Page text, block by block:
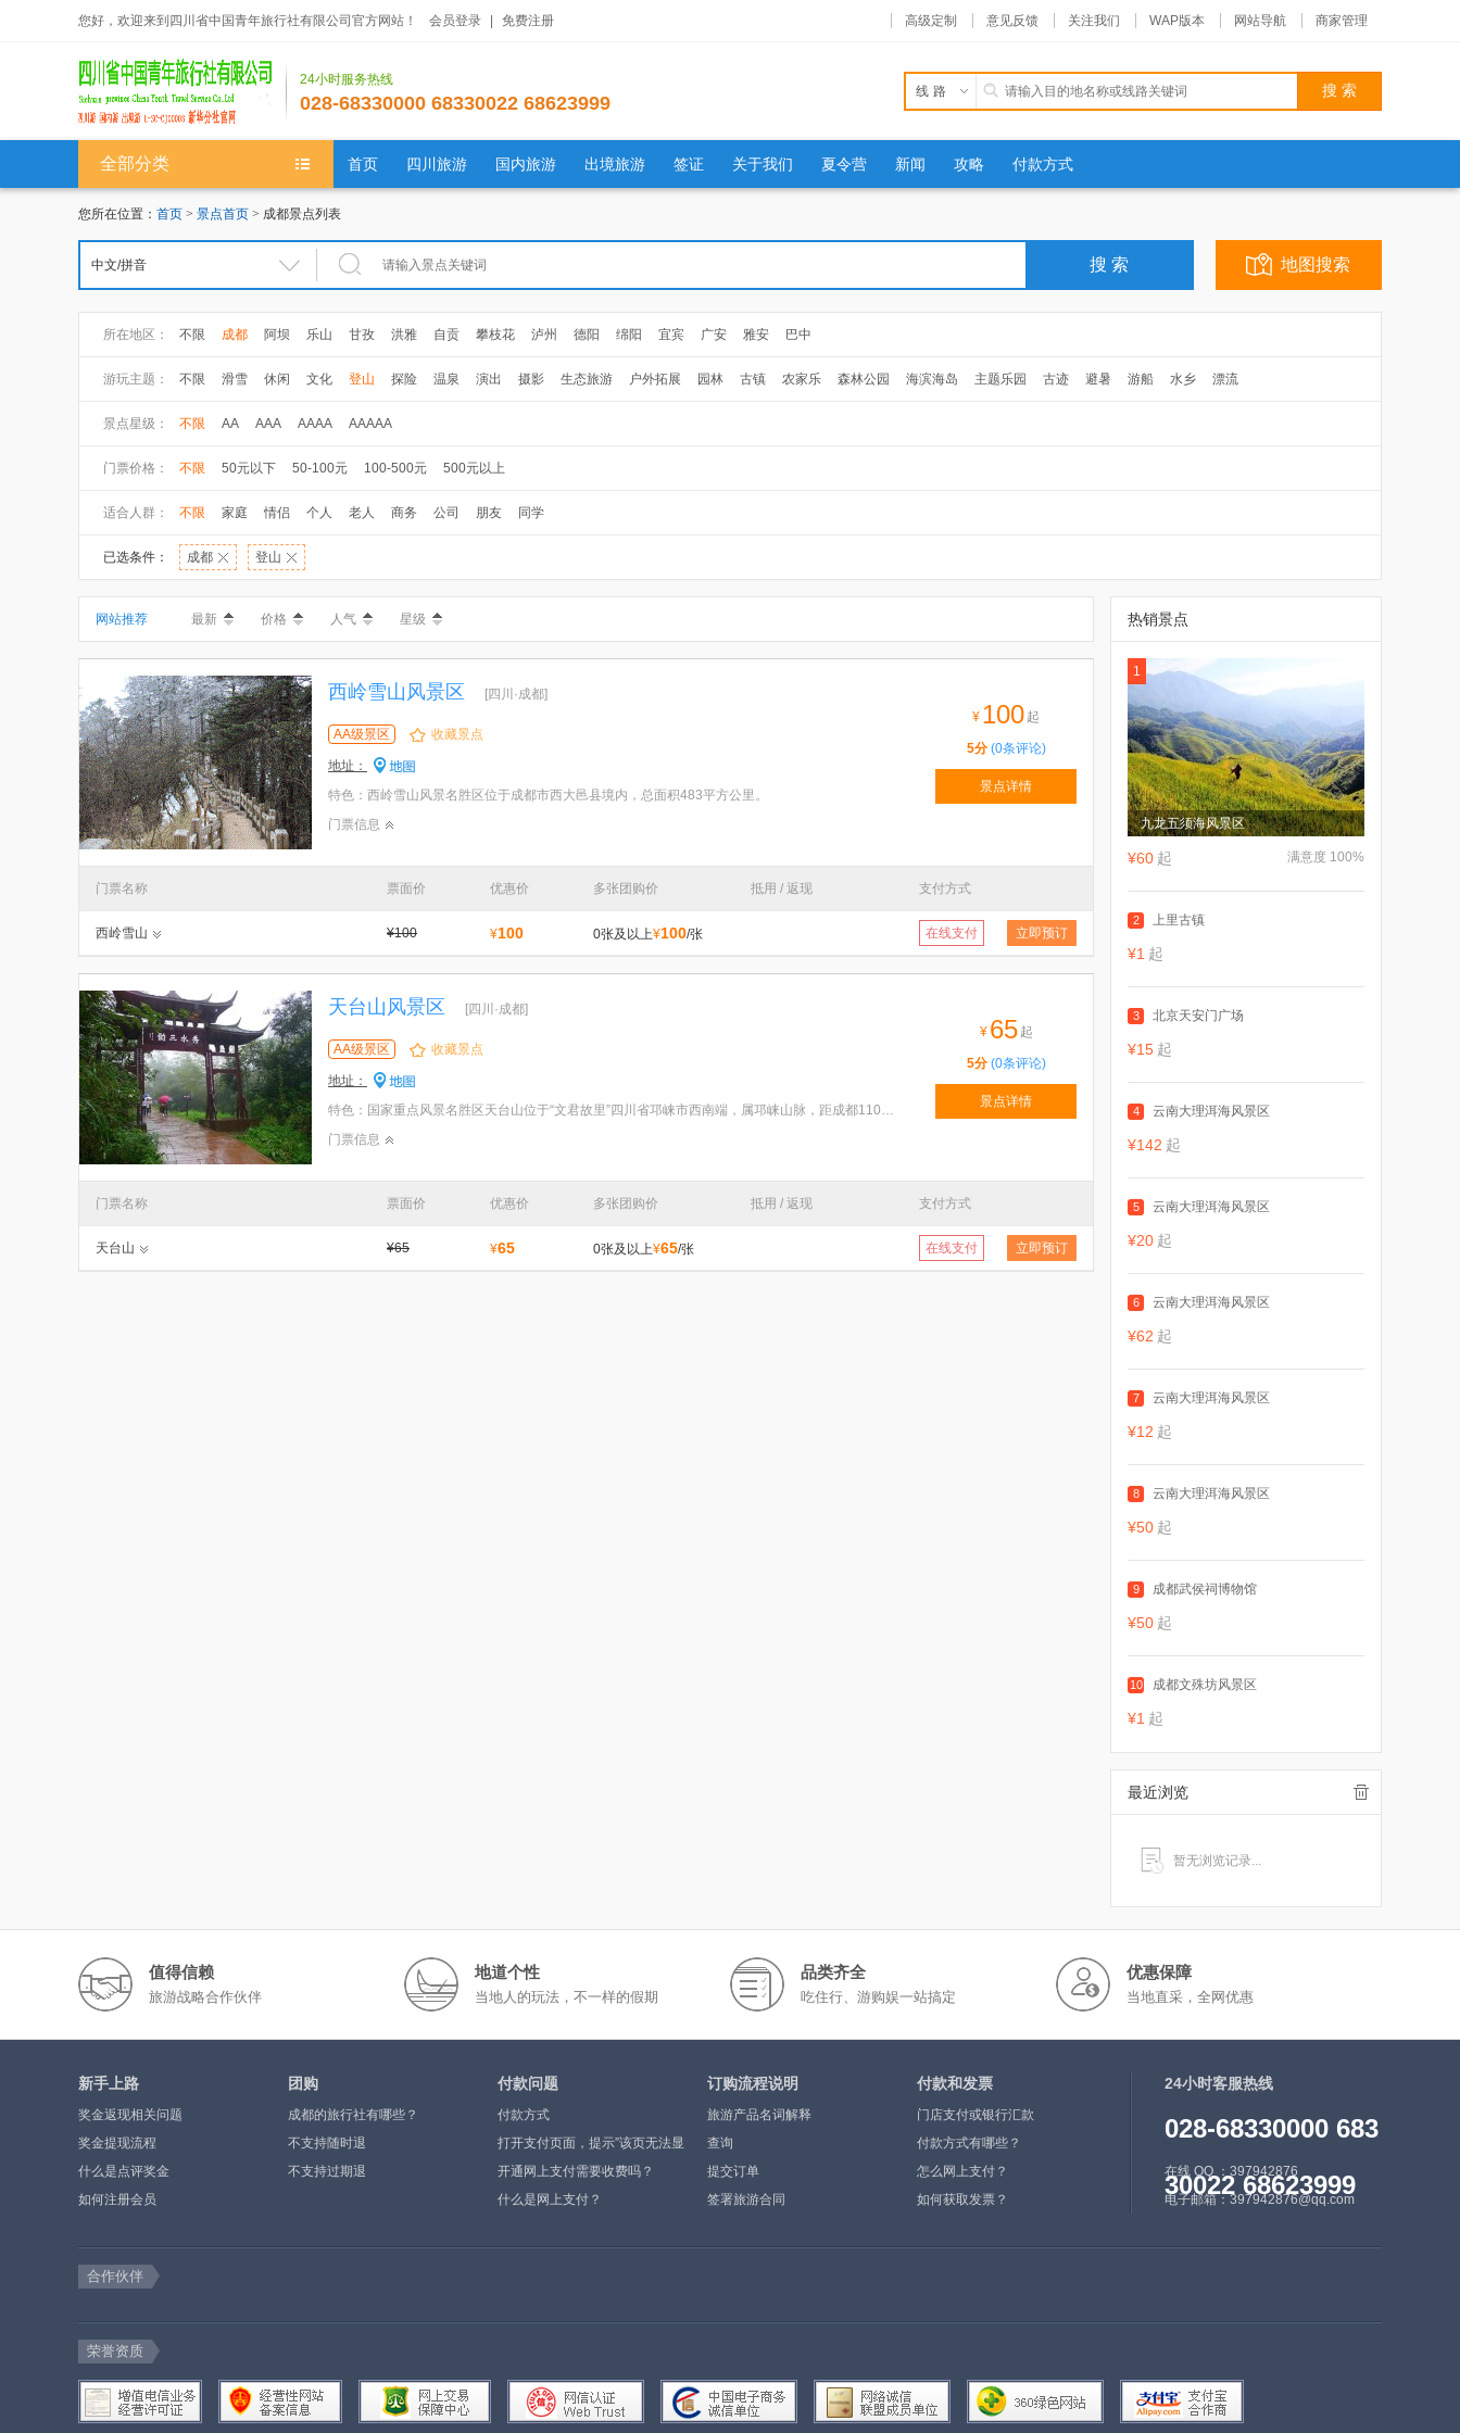
您好，欢迎来到四川省中国青年旅行社有限公司官方网站！ 会员登录 免费注册 高级定制 意见反馈 关注我们 WAP版本 网站导航 商家管理
24小时服务热线
028-68330000 68330022 68623999
线路
全部分类 首页 四川旅游 国内旅游 出境旅游 签证 关于我们 夏令营 新闻 攻略 付款方式
您所在位置： 首页 > 景点首页 > 成都景点列表
地图搜索
所在地区： 不限 成都 阿坝 乐山 甘孜 洪雅 自贡 攀枝花 泸州 德阳 绵阳 宜宾 广安 雅安 巴中
游玩主题： 不限 滑雪 休闲 文化 登山 探险 温泉 演出 摄影 生态旅游 户外拓展 园林 古镇 农家乐 森林公园 海滨海岛 主题乐园 古迹 避暑 游船 水乡 漂流
景点星级： 不限 AA AAA AAAA AAAAA
门票价格： 不限 50元以下 50-100元 100-500元 500元以上
适合人群： 不限 家庭 情侣 个人 老人 商务 公司 朋友 同学
已选条件： 成都 登山
网站推荐 最新 价格 人气 星级
西岭雪山风景区 [四川·成都]
AA级景区 收藏景点
地址：
特色：西岭雪山风景名胜区位于成都市西大邑县境内，总面积483平方公里。
门票信息
¥ 100 起
5分(0条评论)
景点详情
门票名称 票面价 优惠价 多张团购价 抵用 / 返现 支付方式
西岭雪山 ¥100 ¥100 0张及以上¥100/张 在线支付 立即预订
天台山风景区 [四川·成都]
AA级景区 收藏景点
地址：
特色：国家重点风景名胜区天台山位于“文君故里”四川省邛崃市西南端，属邛崃山脉，距成都110公里，距
门票信息
¥ 65 起
5分(0条评论)
景点详情
门票名称 票面价 优惠价 多张团购价 抵用 / 返现 支付方式
天台山 ¥65 ¥65 0张及以上¥65/张 在线支付 立即预订
热销景点
1
九龙五须海风景区
满意度 100%
¥60 起
2 上里古镇
¥1 起
3 北京天安门广场
¥15 起
4 云南大理洱海风景区
¥142 起
5 云南大理洱海风景区
¥20 起
6 云南大理洱海风景区
¥62 起
7 云南大理洱海风景区
¥12 起
8 云南大理洱海风景区
¥50 起
9 成都武侯祠博物馆
¥50 起
10 成都文殊坊风景区
¥1 起
最近浏览
暂无浏览记录...
值得信赖
旅游战略合作伙伴
地道个性
当地人的玩法，不一样的假期
品类齐全
吃住行、游购娱一站搞定
优惠保障
当地直采，全网优惠
新手上路
奖金返现相关问题
奖金提现流程
什么是点评奖金
如何注册会员
团购
成都的旅行社有哪些？
不支持随时退
不支持过期退
付款问题
付款方式
打开支付页面，提示”该页无法显
示”或空白页，可能是什么原因？
开通网上支付需要收费吗？
什么是网上支付？
订购流程说明
旅游产品名词解释
查询
提交订单
签署旅游合同
付款和发票
门店支付或银行汇款
付款方式有哪些？
怎么网上支付？
如何获取发票？
24小时客服热线
028-68330000 683
30022 68623999
在线 QQ ：397942876
电子邮箱：397942876@qq.com
合作伙伴
荣誉资质